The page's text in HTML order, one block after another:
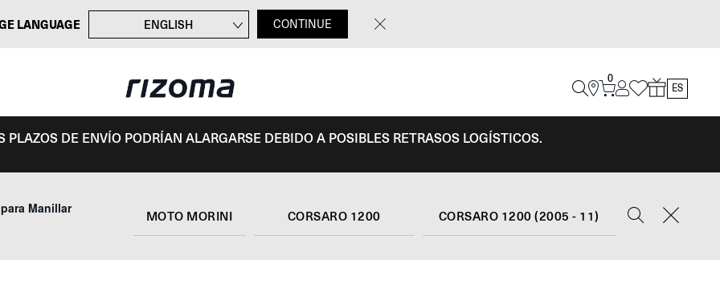
LANGUAGE
ENGLISH
DEUTSCH
CONTINUE
0
ES
PLAZOS DE ENVÍO PODRÍAN ALARGARSE DEBIDO A POSIBLES RETRASOS LOGÍSTICOS.
Manillar MOTO MORINI CORSARO 1200 CORSARO 1200 (2005 - 11)